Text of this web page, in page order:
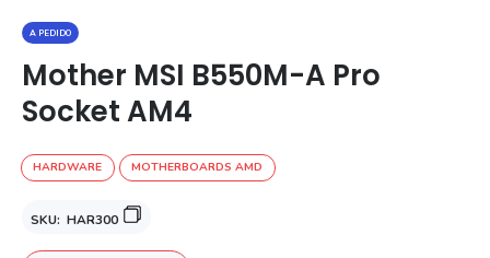
A PEDIDO
Mother MSI B550M-A Pro
Socket AM4
HARDWARE MOTHERBOARDS AMD
SKU: HAR300